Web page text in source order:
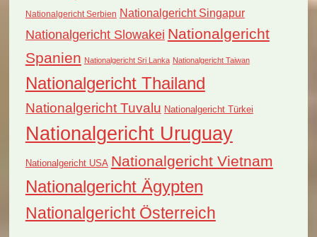
Nationalgericht Serbien Nationalgericht Singapur
Nationalgericht Slowakei Nationalgericht
Spanien Nationalgericht Sri Lanka Nationalgericht Taiwan
Nationalgericht Thailand
Nationalgericht Tuvalu Nationalgericht Türkei
Nationalgericht Uruguay
Nationalgericht USA Nationalgericht Vietnam
Nationalgericht Ägypten
Nationalgericht Österreich